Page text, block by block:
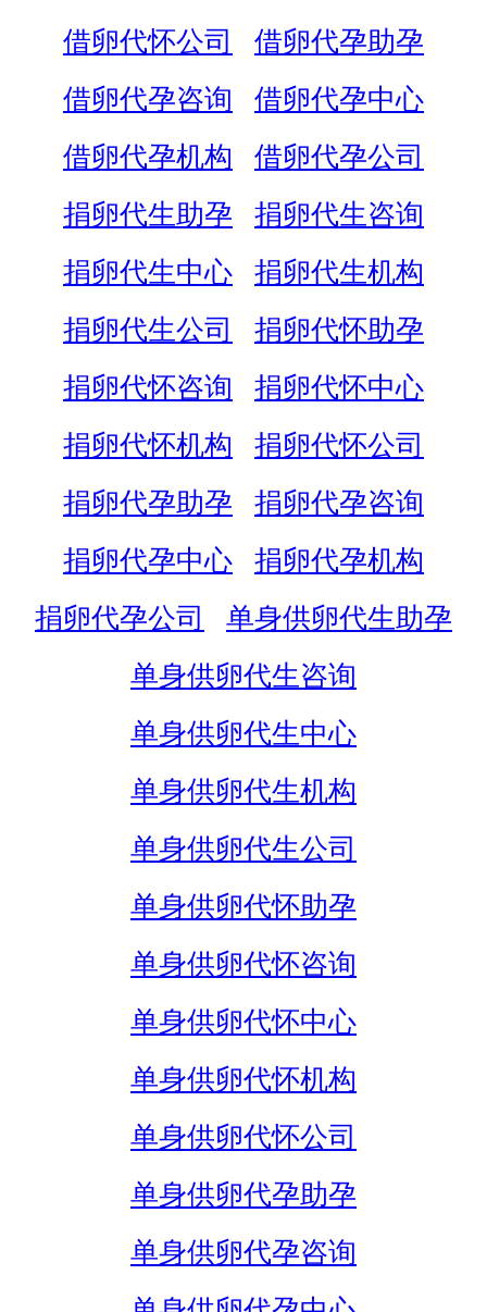
借卵代怀公司
借卵代孕助孕
借卵代孕咨询
借卵代孕中心
借卵代孕机构
借卵代孕公司
捐卵代生助孕
捐卵代生咨询
捐卵代生中心
捐卵代生机构
捐卵代生公司
捐卵代怀助孕
捐卵代怀咨询
捐卵代怀中心
捐卵代怀机构
捐卵代怀公司
捐卵代孕助孕
捐卵代孕咨询
捐卵代孕中心
捐卵代孕机构
捐卵代孕公司
单身供卵代生助孕
单身供卵代生咨询
单身供卵代生中心
单身供卵代生机构
单身供卵代生公司
单身供卵代怀助孕
单身供卵代怀咨询
单身供卵代怀中心
单身供卵代怀机构
单身供卵代怀公司
单身供卵代孕助孕
单身供卵代孕咨询